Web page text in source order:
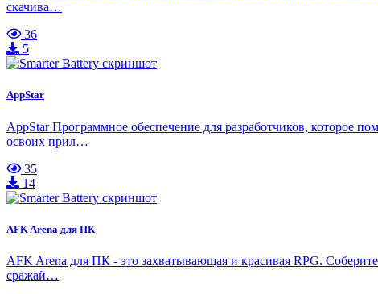
скачива…
36
5
AppStar
AppStar Программное обеспечение для разработчиков, которое
освоих прил…
35
14
AFK Arena для ПК
AFK Arena для ПК - это захватывающая и красивая RPG.
сражай…